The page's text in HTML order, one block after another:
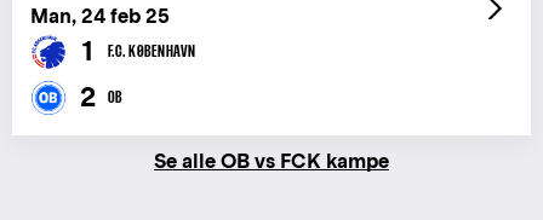
Man, 24 feb 25
1 F.C. KØBENHAVN
2 OB
Se alle OB vs FCK kampe